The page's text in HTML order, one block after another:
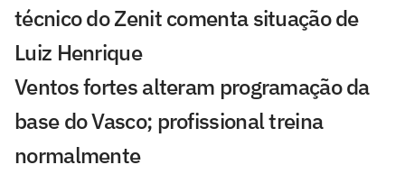
técnico do Zenit comenta situação de
Luiz Henrique
Ventos fortes alteram programação da
base do Vasco; profissional treina
normalmente